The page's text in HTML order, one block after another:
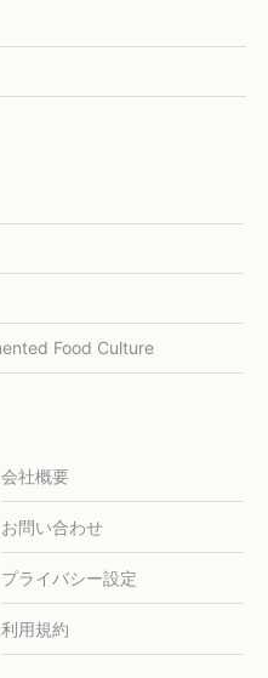
Food Culture
会社概要
お問い合わせ
プライバシー設定
利用規約